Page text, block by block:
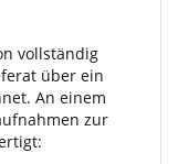
vollständig
über ein
An einem
zur